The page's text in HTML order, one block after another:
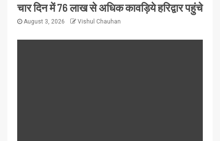
चार दिन में 76 लाख से अधिक कावड़िये हरिद्वार पहुंचे
August 3, 2026 Vishul Chauhan